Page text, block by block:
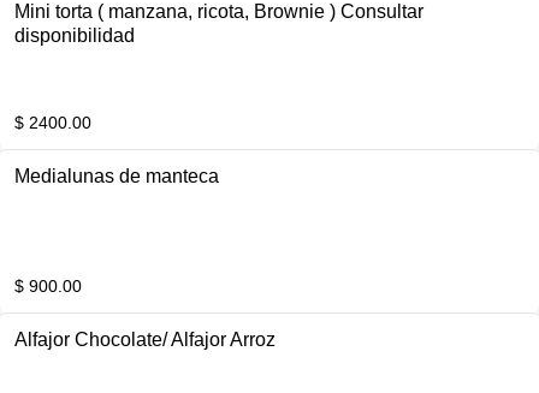
Mini torta ( manzana, ricota, Brownie ) Consultar
disponibilidad
$ 2400.00
Medialunas de manteca
$ 900.00
Alfajor Chocolate/ Alfajor Arroz